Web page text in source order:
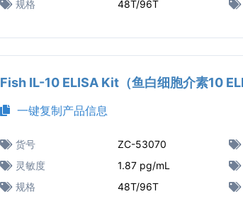
规格
48T/96T
Fish IL-10 ELISA Kit（鱼白细胞介素10
一键复制产品信息
货号 ZC-53070
灵敏度
1.87 pg/mL
规格
48T/96T